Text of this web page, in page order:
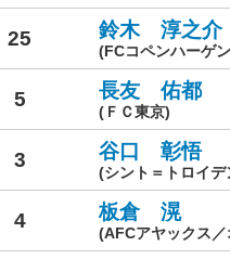
25 鈴木 淳之介
(FCコペンハーゲ
5 長友 佑都
(ＦＣ東京)
3 谷口 彰悟
(シント＝トロイデ
4 板倉 滉
(AFCアヤックス／